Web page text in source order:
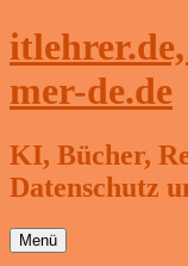
Zum
Inhalt
mer-de.de
KI, Bücher,
Datenschutz
Menü